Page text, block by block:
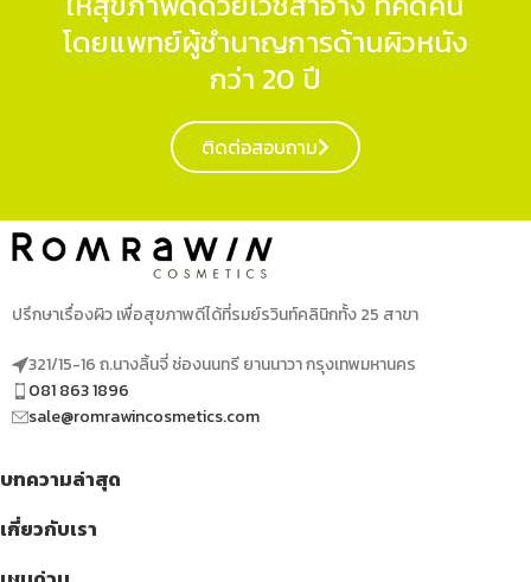
โดยแพทย์ผู้ชำนาญการด้านผิวหนัง
กว่า 20 ปี
ติดต่อสอบถาม
ปรึกษาเรื่องผิว เพื่อสุขภาพดีได้ที่รมย์รวินท์คลินิกทั้ง 25 สาขา
321/15-16 ถ.นางลิ้นจี่ ช่องนนทรี ยานนาวา กรุงเทพมหานคร
081 863 1896
sale@romrawincosmetics.com
บทความล่าสุด
เกี่ยวกับเรา